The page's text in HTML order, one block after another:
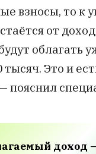
взносы, то к
от
облагать
Это и
пояснил
доход